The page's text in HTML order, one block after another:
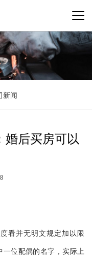
新闻
婚后买房可以
看并无明文规定加以限
位配偶的名字，实际上